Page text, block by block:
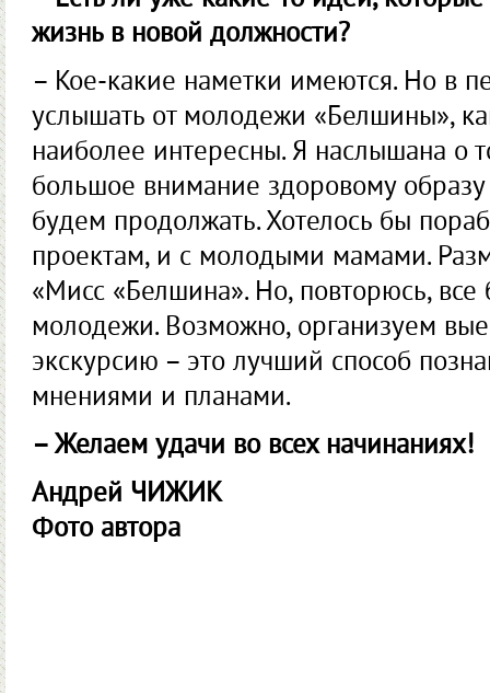
жизнь в новой должности?
– Кое-какие наметки имеются. Но в
услышать от молодежи «Белшины»,
наиболее интересны. Я наслышана о
большое внимание здоровому
будем продолжать. Хотелось бы
проектам, и с молодыми мамами.
«Мисс «Белшина». Но, повторюсь, все
молодежи. Возможно, организуем
экскурсию – это лучший способ
мнениями и планами.
– Желаем удачи во всех начинаниях!
Андрей ЧИЖИК
Фото автора